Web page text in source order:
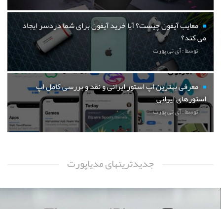
معایب آیفون چیست؟ آیا خرید آیفون برای شما دردسر ایجاد
می کند؟
توسط : آی تی پورت
معرفی بهترین اپ استور ایرانی و نقد و بررسی کامل اپ
استورهای ایرانی
توسط : آی تی پورت
جدیدترینهای مدیاپورت